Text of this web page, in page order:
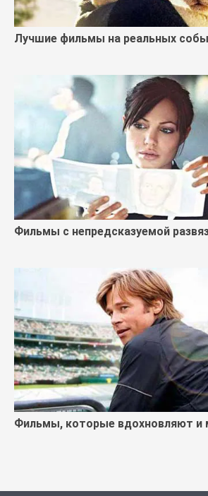
Лучшие фильмы на реальных
Фильмы с непредсказуемой
Фильмы, которые вдохновляют и